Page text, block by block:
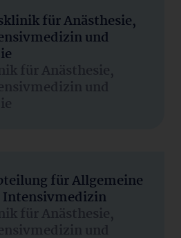
für Anästhesie,
und
für Anästhesie,
und
für Allgemeine
Intensivmedizin
für Anästhesie,
und